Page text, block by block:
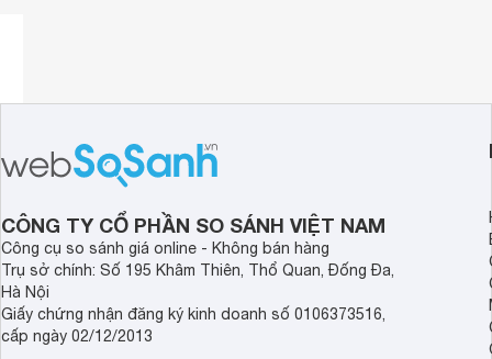
CÔNG TY CỔ PHẦN SO SÁNH VIỆT NAM
Công cụ so sánh giá online - Không bán hàng
Trụ sở chính: Số 195 Khâm Thiên, Thổ Quan, Đống Đa,
Hà Nội
Giấy chứng nhận đăng ký kinh doanh số 0106373516,
cấp ngày 02/12/2013